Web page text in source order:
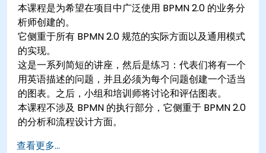
本课程是为希望在项目中广泛使用 BPMN 2.0 的业务分
析师创建的。
它侧重于所有 BPMN 2.0 规范的实际方面以及通用模式
的实现。
这是一系列简短的讲座，然后是练习：代表们将有一个
用英语描述的问题，并且必须为每个问题创建一个适当
的图表。之后，小组和培训师将讨论和评估图表。
本课程不涉及 BPMN 的执行部分，它侧重于 BPMN 2.0
的分析和流程设计方面。
查看更多...